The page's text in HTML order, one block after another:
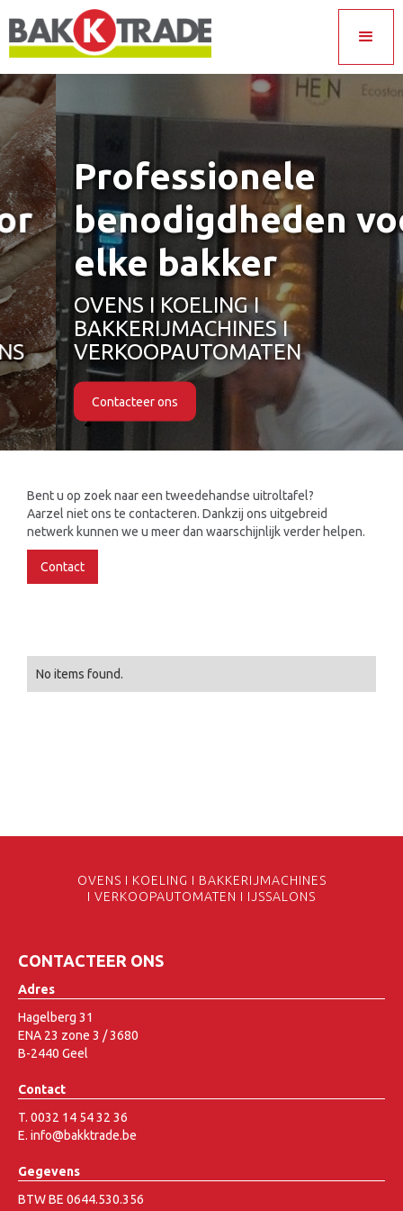
Professionele
benodigdheden voor
elke bakker
OVENS I KOELING I
BAKKERIJMACHINES I
VERKOOPAUTOMATEN
Contacteer ons
Bent u op zoek naar een tweedehandse uitroltafel?
Aarzel niet ons te contacteren. Dankzij ons uitgebreid
netwerk kunnen we u meer dan waarschijnlijk verder helpen.
Contact
No items found.
OVENS I KOELING I BAKKERIJMACHINES
I VERKOOPAUTOMATEN I IJSSALONS
CONTACTEER ONS
Adres
Hagelberg 31
ENA 23 zone 3 / 3680
B-2440 Geel
Contact
T. 0032 14 54 32 36
E. info@bakktrade.be
Gegevens
BTW BE 0644.530.356